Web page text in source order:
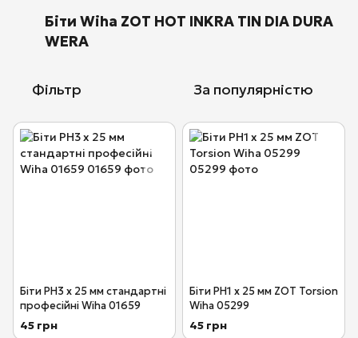
Біти Wiha ZOT HOT INKRA TIN DIA DURA
WERA
Фільтр За популярністю
Біти PH3 х 25 мм стандартні
професійні Wiha 01659
45 грн
Біти PH1 х 25 мм ZOT Torsion
Wiha 05299
45 грн